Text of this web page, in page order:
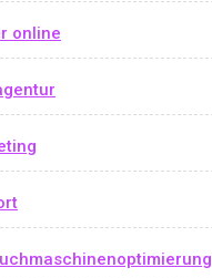
online